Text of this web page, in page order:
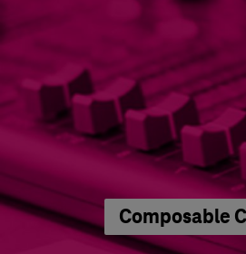
Composable